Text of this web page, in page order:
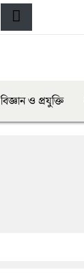
বিজ্ঞান ও প্রযুক্তি